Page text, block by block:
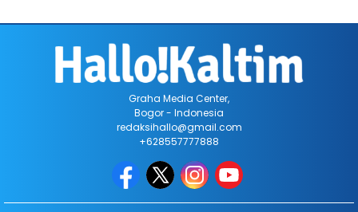
Graha Media Center,
Bogor - Indonesia
redaksihallo@gmail.com
+628557777888